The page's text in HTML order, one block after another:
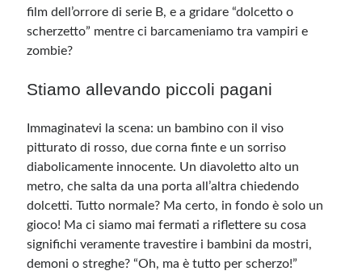
film dell’orrore di serie B, e a gridare “dolcetto o
scherzetto” mentre ci barcameniamo tra vampiri e
zombie?
Stiamo allevando piccoli pagani
Immaginatevi la scena: un bambino con il viso
pitturato di rosso, due corna finte e un sorriso
diabolicamente innocente. Un diavoletto alto un
metro, che salta da una porta all’altra chiedendo
dolcetti. Tutto normale? Ma certo, in fondo è solo un
gioco! Ma ci siamo mai fermati a riflettere su cosa
significhi veramente travestire i bambini da mostri,
demoni o streghe? “Oh, ma è tutto per scherzo!”